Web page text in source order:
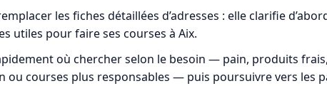
les fiches détaillées d’adresses : elle clarifie
utiles pour faire ses courses à Aix.
où chercher selon le besoin — pain, produits
ou courses plus responsables — puis poursuivre vers les